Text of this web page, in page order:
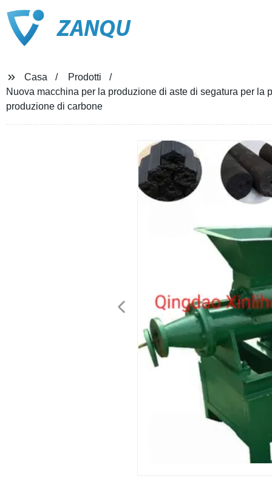
ZANQU
Casa
Prodotti
Nuova macchina per la produzione di aste di segatura per
produzione di carbone